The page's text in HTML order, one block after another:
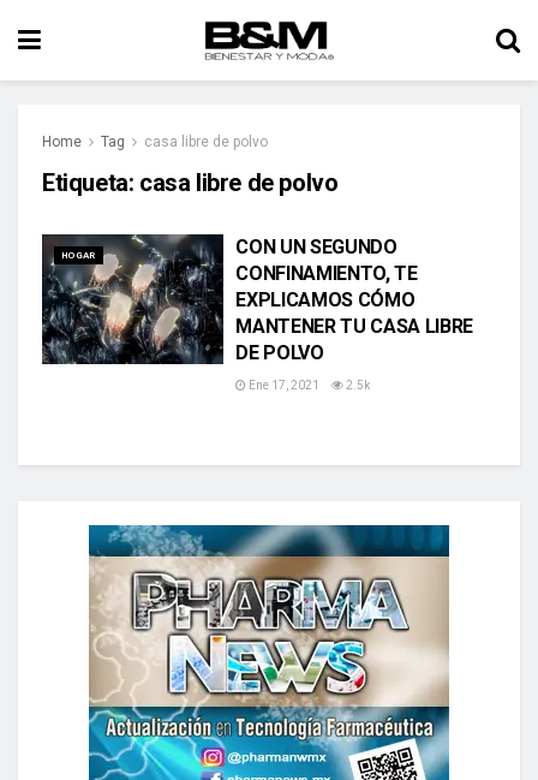
Home Tag casa libre de polvo
Etiqueta: casa libre de polvo
HOGAR
CON UN SEGUNDO
CONFINAMIENTO, TE
EXPLICAMOS CÓMO
MANTENER TU CASA LIBRE
DE POLVO
Ene 17, 2021 2.5k